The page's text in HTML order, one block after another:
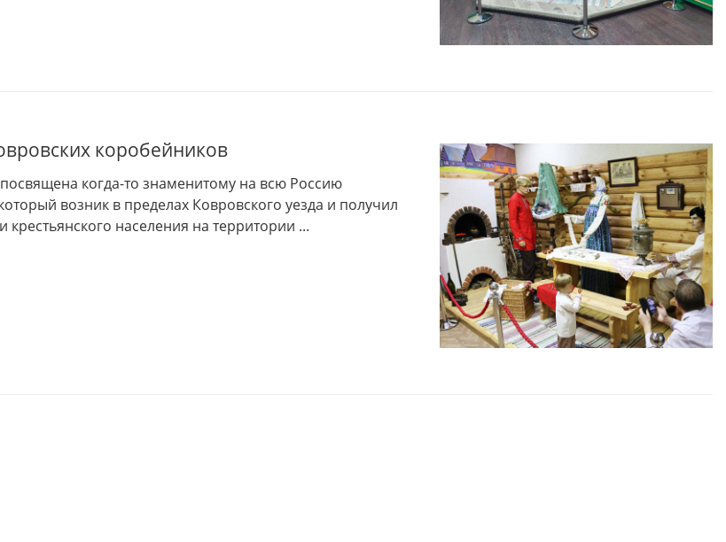
коробейников
когда-то знаменитому на всю Россию
возник в пределах Ковровского уезда и получил
крестьянского населения на территории ...